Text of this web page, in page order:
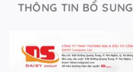
THÔNG TIN BỔ SUNG